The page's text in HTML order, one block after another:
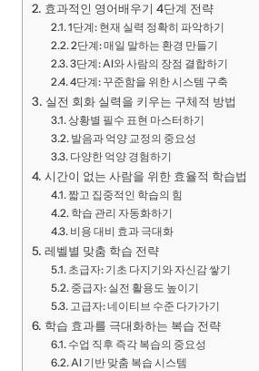
효과적인 영어배우기 4단계 전략
1단계: 현재 실력 정확히 파악하기
2단계: 매일 말하는 환경 만들기
3단계: AI와 사람의 장점 결합하기
4단계: 꾸준함을 위한 시스템 구축
실전 회화 실력을 키우는 구체적 방법
상황별 필수 표현 마스터하기
발음과 억양 교정의 중요성
다양한 억양 경험하기
시간이 없는 사람을 위한 효율적 학습법
짧고 집중적인 학습의 힘
학습 관리 자동화하기
비용 대비 효과 극대화
레벨별 맞춤 학습 전략
초급자: 기초 다지기와 자신감 쌓기
중급자: 실전 활용도 높이기
고급자: 네이티브 수준 다가가기
학습 효과를 극대화하는 복습 전략
수업 직후 즉각 복습의 중요성
AI 기반 맞춤 복습 시스템